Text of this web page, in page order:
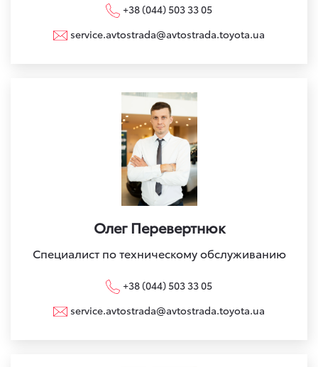
+38 (044) 503 33 05
service.avtostrada@avtostrada.toyota.ua
Олег Перевертнюк
Специалист по техническому обслуживанию
+38 (044) 503 33 05
service.avtostrada@avtostrada.toyota.ua